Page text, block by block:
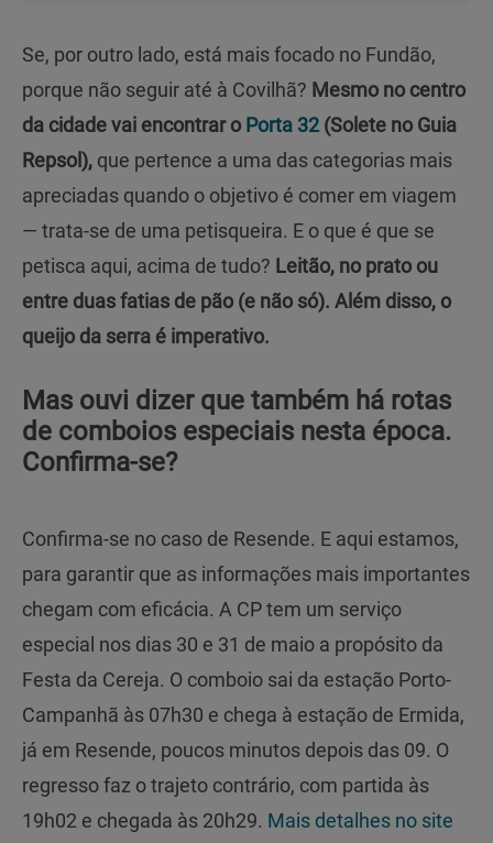
Se, por outro lado, está mais focado no Fundão,
porque não seguir até à Covilhã? Mesmo no centro
da cidade vai encontrar o Porta 32(Solete no Guia
Repsol), que pertence a uma das categorias mais
apreciadas quando o objetivo é comer em viagem
— trata-se de uma petisqueira. E o que é que se
petisca aqui, acima de tudo? Leitão, no prato ou
entre duas fatias de pão (e não só). Além disso, o
queijo da serra é imperativo.
Mas ouvi dizer que também há rotas
de comboios especiais nesta época.
Confirma-se?
Confirma-se no caso de Resende. E aqui estamos,
para garantir que as informações mais importantes
chegam com eficácia. A CP tem um serviço
especial nos dias 30 e 31 de maio a propósito da
Festa da Cereja. O comboio sai da estação Porto-
Campanhã às 07h30 e chega à estação de Ermida,
já em Resende, poucos minutos depois das 09. O
regresso faz o trajeto contrário, com partida às
19h02 e chegada às 20h29. Mais detalhes no site